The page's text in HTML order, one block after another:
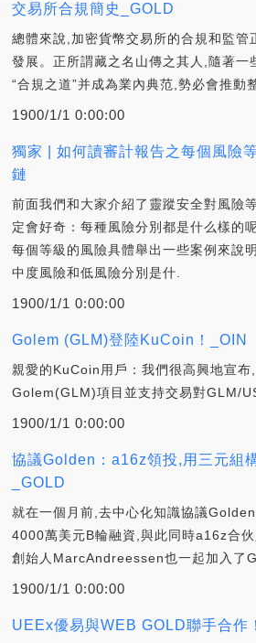
交易所合規簡史_GOLD
總體來說,加密貨幣交易所的合規和監管
發展。正所謂藏之名山傳之其人,隨著一
“合規之道”并成為業內典范,勢必會推動
1900/1/1 0:00:00
獨家 | 如何讀審計報告之每個風險
鏈
前面我們和大家介紹了靈蹤安全對風險
定會好奇：每種風險分別都是什么樣的
每個等級的風險具體舉出一些案例來說
中度風險和低風險分別是什.
1900/1/1 0:00:00
Golem (GLM)登陸KuCoin！_OIN
親愛的KuCoin用戶：我們很高興地宣
Golem(GLM)項目並支持交易對GLM/
1900/1/1 0:00:00
協議Golden：a16z領投,用三元組
_GOLD
就在一個月前,去中心化知識協議
4000萬美元B輪融資,與此同時a16z合
創始人MarcAndreessen也一起加入了
1900/1/1 0:00:00
UEEx優易與WEB GOLD聯手合作